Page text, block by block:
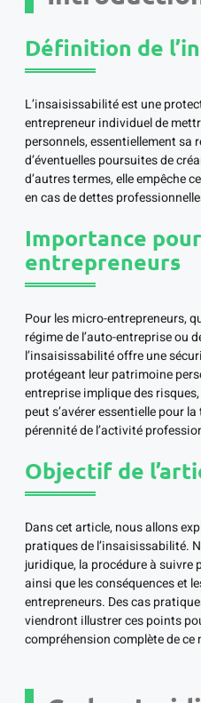
Définition de
L’insaisissabilité est une
entrepreneur individuel de
personnels, essentiellement sa
d’éventuelles poursuites de
d’autres termes, elle empêche
en cas de dettes
Importance
entrepreneurs
Pour les micro-entrepreneurs,
régime de l’auto-entreprise ou
l’insaisissabilité offre une
protégeant leur patrimoine
entreprise implique des
peut s’avérer essentielle pour
pérennité de l’activité
Objectif de
Dans cet article, nous allons
pratiques de l’insaisissabilité.
juridique, la procédure à suivre
ainsi que les conséquences et
entrepreneurs. Des cas
viendront illustrer ces points
compréhension complète de